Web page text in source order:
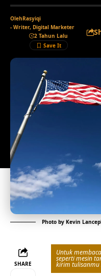
OlehRasyiqi
- Writer, Digital Marketer
2 Tahun Lalu
Photo by Kevin
SHARE
Untuk
seperti mesin
kirim tulisanmu